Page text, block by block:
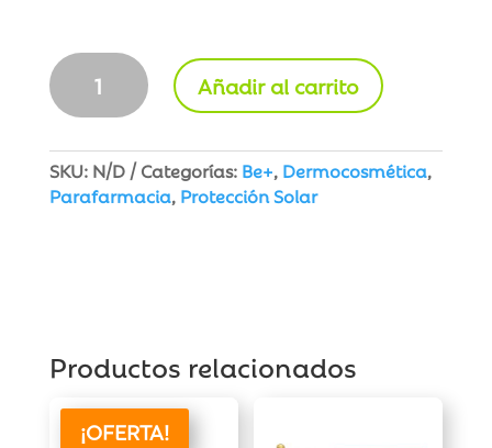
Be+
Med
Parche
de
Cicatrices
Añadir al carrito
SKU: N/D Categorías: Be+, Dermocosmética,
Parafarmacia, Protección Solar
Productos relacionados
¡OFERTA!